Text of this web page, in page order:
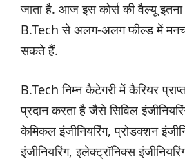
जाता है. आज इस कोर्स की वैल्यू
B.Tech से अलग-अलग फील्ड में
सकते हैं.
B.Tech निम्न कैटेगरी में कैरियर
प्रदान करता है जैसे सिविल
केमिकल इंजीनियरिंग, प्रोडक्शन
इंजीनियरिंग, इलेक्ट्रॉनिक्स